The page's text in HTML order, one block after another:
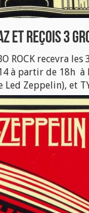
ET REçOIS 3
ROCK recevra
à partir de 18h à
Zeppelin), et